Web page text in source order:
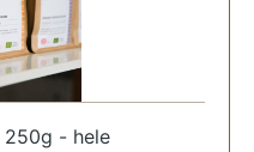
- hele